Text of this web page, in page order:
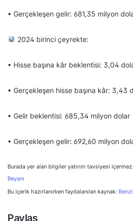
• Gerçekleşen gelir: 681,35 milyon
2024 birinci çeyrekte:
• Hisse başına kâr beklentisi: 3,04
• Gerçekleşen hisse başına kâr: 3,43
• Gelir beklentisi: 685,34 milyon dolar
• Gerçekleşen gelir: 692,60 milyon
Burada yer alan bilgiler yatırım tavsiyesi
Beyanı
Bu içerik hazırlanırken faydalanılan kaynak:
Paylaş